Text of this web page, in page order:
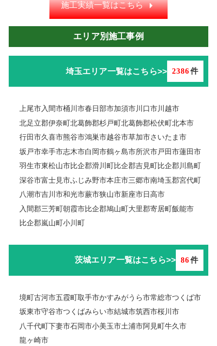
施工実績一覧はこちら
エリア別施工事例
埼玉エリア一覧はこちら>> 2386件
上尾市入間市桶川市春日部市加須市川口市川越市
北足立郡伊奈町北葛飾郡杉戸町北葛飾郡松伏町北本市
行田市久喜市熊谷市鴻巣市越谷市草加市さいたま市
坂戸市幸手市志木市白岡市鶴ヶ島市所沢市戸田市蓮田市
羽生市東松山市比企郡滑川町比企郡吉見町比企郡川島町
深谷市富士見市ふじみ野市本庄市三郷市南埼玉郡宮代町
八潮市吉川市和光市蕨市狭山市新座市日高市
入間郡三芳町朝霞市比企郡鳩山町大里郡寄居町飯能市
比企郡嵐山町小川町
茨城エリア一覧はこちら>> 86件
境町古河市五霞町取手市かすみがうら市常総市つくば市
坂東市守谷市つくばみらい市結城市筑西市桜川市
八千代町下妻市石岡市小美玉市土浦市阿見町牛久市
龍ヶ崎市